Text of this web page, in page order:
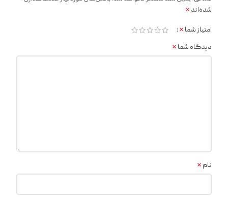
شده‌اند *
امتیاز شما *
دیدگاه شما *
نام *